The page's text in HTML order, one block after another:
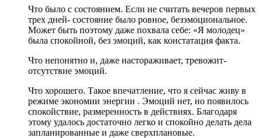
Что было с состоянием. Если не считать вечеров первых
трех дней- состояние было ровное, безэмоциональное.
Может быть поэтому даже похвала себе: «Я молодец»
была спокойной, без эмоций, как констатация факта.
Что непонятно и, даже настораживает, тревожит-
отсутствие эмоций.
Что хорошего. Такое впечатление, что я сейчас живу в
режиме экономии энергии . Эмоций нет, но появилось
спокойствие, размеренность в действиях. Благодаря
этому удалось достаточно легко и спокойно делать дела
запланированные и даже сверхплановые.